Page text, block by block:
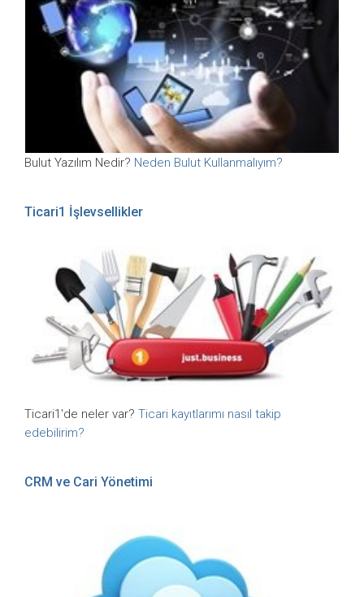
Bulut Yazılım Nedir? Neden Bulut Kullanmalıyım?
Ticari1 İşlevsellikler
Ticari1'de neler var? Ticari kayıtlarımı nasıl takip
edebilirim?
CRM ve Cari Yönetimi